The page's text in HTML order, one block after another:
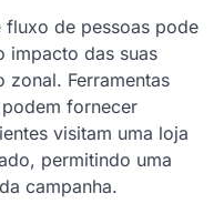
fluxo de pessoas pode
impacto das suas
zonal. Ferramentas
fornecer
visitam uma loja
permitindo uma
campanha.